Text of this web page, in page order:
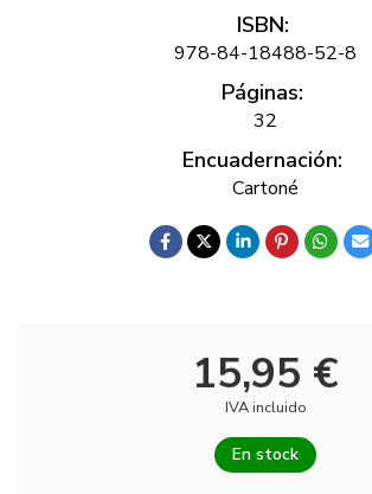
ISBN:
978-84-18488-52-8
Páginas:
32
Encuadernación:
Cartoné
15,95 €
IVA incluido
En stock